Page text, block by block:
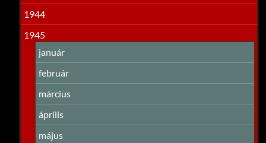
1944
1945
január
február
március
április
május